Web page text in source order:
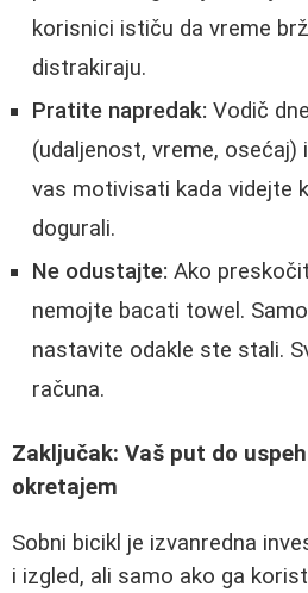
korisnici ističu da vreme
distrakiraju.
Pratite napredak: Vodič
(udaljenost, vreme, osećaj)
vas motivisati kada videjte
dogurali.
Ne odustajte: Ako
nemojte bacati towel.
nastavite odakle ste stali.
računa.
Zaključak: Vaš put do
okretajem
Sobni bicikl je izvanredna
i izgled, ali samo ako ga